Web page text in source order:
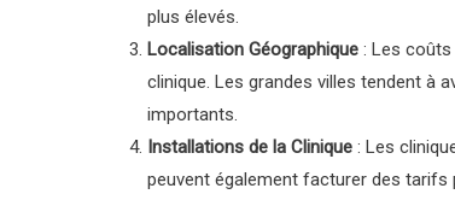
plus élevés.
Localisation Géographique : Les coûts
clinique. Les grandes villes tendent à
importants.
Installations de la Clinique : Les
peuvent également facturer des tarifs